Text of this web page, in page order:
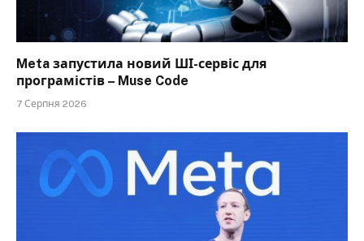
Meta запустила новий ШІ-сервіс для
програмістів – Muse Code
7 Серпня 2026